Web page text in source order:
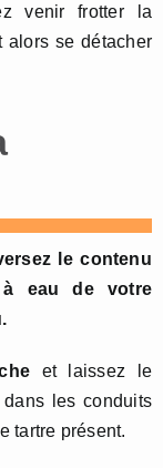
venir frotter la
alors se détacher
le contenu
eau de votre
et laissez le
les conduits
tartre présent.